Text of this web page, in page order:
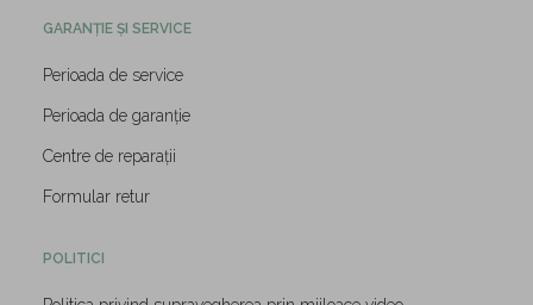
GARANȚIE ȘI SERVICE
Perioada de service
Perioada de garanție
Centre de reparații
Formular retur
POLITICI